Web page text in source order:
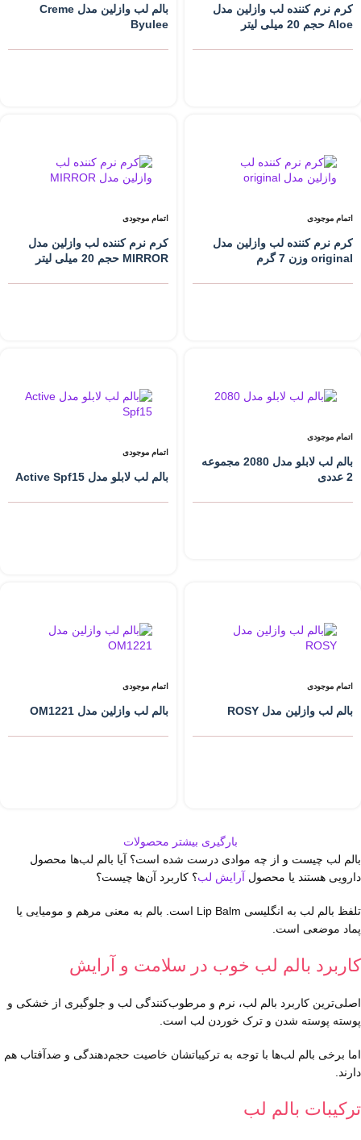
کرم نرم کننده لب وازلین مدل
Aloe حجم 20 میلی لیتر
بالم لب وازلین مدل Creme
Byulee
اتمام موجودی
کرم نرم کننده لب وازلین مدل
original وزن 7 گرم
اتمام موجودی
کرم نرم کننده لب وازلین مدل
MIRROR حجم 20 میلی لیتر
اتمام موجودی
بالم لب لابلو مدل 2080 مجموعه
2 عددی
اتمام موجودی
بالم لب لابلو مدل Active Spf15
اتمام موجودی
بالم لب وازلین مدل ROSY
اتمام موجودی
بالم لب وازلین مدل OM1221
بارگیری بیشتر محصولات
بالم لب چیست و از چه موادی درست شده است؟ آیا بالم لب‌ها محصول
دارویی هستند یا محصول آرایش لب؟ کاربرد آن‌ها چیست؟
تلفظ بالم لب به انگلیسی Lip Balm است. بالم به معنی مرهم و مومیایی یا
پماد موضعی است.
کاربرد بالم لب خوب در سلامت و آرایش
اصلی‌ترین کاربرد بالم لب، نرم و مرطوب‌کنندگی لب و جلوگیری از خشکی و
پوسته پوسته شدن و ترک خوردن لب است.
اما برخی بالم لب‌ها با توجه به ترکیباتشان خاصیت حجم‌دهندگی و ضدآفتاب هم
دارند.
ترکیبات بالم لب